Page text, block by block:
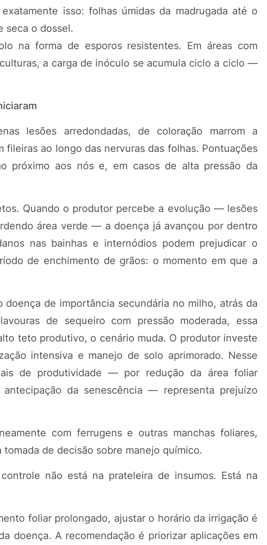
isso: folhas úmidas da madrugada até o
seca o dossel.
na forma de esporos resistentes. Em áreas com
a carga de inóculo se acumula ciclo a ciclo —
lesões arredondadas, de coloração marrom a
ao longo das nervuras das folhas. Pontuações
próximo aos nós e, em casos de alta pressão da
Quando o produtor percebe a evolução — lesões
área verde — a doença já avançou por dentro
nas bainhas e internódios podem prejudicar o
de enchimento de grãos: o momento em que a
de importância secundária no milho, atrás da
de sequeiro com pressão moderada, essa
teto produtivo, o cenário muda. O produtor investe
intensiva e manejo de solo aprimorado. Nesse
de produtividade — por redução da área foliar
da senescência — representa prejuízo
com ferrugens e outras manchas foliares,
de decisão sobre manejo químico.
não está na prateleira de insumos. Está na
foliar prolongado, ajustar o horário da irrigação é
doença. A recomendação é priorizar aplicações em